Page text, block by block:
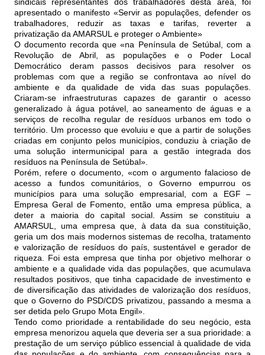
sindicais representantes dos trabalhadores desta área, foi
apresentado o manifesto «Servir as populações, defender os
trabalhadores, reduzir as taxas e tarifas, reverter a
privatização da AMARSUL e proteger o Ambiente»
O documento recorda que «na Península de Setúbal, com a
Revolução de Abril, as populações e o Poder Local
Democrático deram passos decisivos para resolver os
problemas com que a região se confrontava ao nível do
ambiente e da qualidade de vida das suas populações.
Criaram-se infraestruturas capazes de garantir o acesso
generalizado à água potável, ao saneamento de águas e a
serviços de recolha regular de resíduos urbanos em todo o
território. Um processo que evoluiu e que a partir de soluções
criadas em conjunto pelos municípios, conduziu à criação de
uma solução intermunicipal para a gestão integrada dos
resíduos na Península de Setúbal».
Porém, refere o documento, «com o argumento falacioso de
acesso a fundos comunitários, o Governo empurrou os
municípios para uma solução empresarial, com a EGF –
Empresa Geral de Fomento, então uma empresa pública, a
deter a maioria do capital social. Assim se constituiu a
AMARSUL, uma empresa que, à data da sua constituição,
geria um dos mais modernos sistemas de recolha, tratamento
e valorização de resíduos do país, sustentável e gerador de
riqueza. Foi esta empresa que tinha por objetivo melhorar o
ambiente e a qualidade vida das populações, que acumulava
resultados positivos, que tinha capacidade de investimento e
de diversificação das atividades de valorização dos resíduos,
que o Governo do PSD/CDS privatizou, passando a mesma a
ser detida pelo Grupo Mota Engil».
Tendo como prioridade a rentabilidade do seu negócio, esta
empresa menorizou aquela que deveria ser a sua prioridade: a
prestação de um serviço público essencial à qualidade de vida